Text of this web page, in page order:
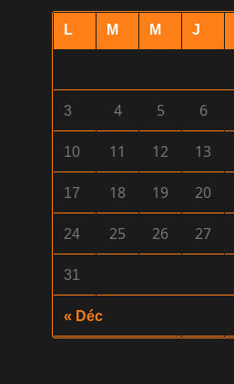
L M M J
« Déc
3 4 5 6
10 11 12 13
17 18 19 20
24 25 26 27
31